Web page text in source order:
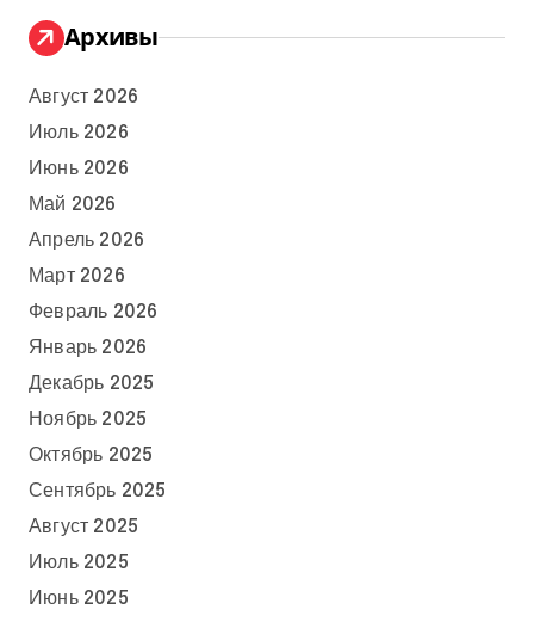
Архивы
Август 2026
Июль 2026
Июнь 2026
Май 2026
Апрель 2026
Март 2026
Февраль 2026
Январь 2026
Декабрь 2025
Ноябрь 2025
Октябрь 2025
Сентябрь 2025
Август 2025
Июль 2025
Июнь 2025